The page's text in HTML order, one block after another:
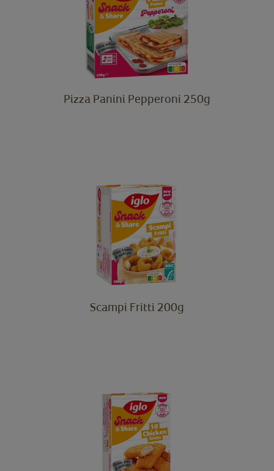
Pizza Panini Pepperoni 250g
Scampi Fritti 200g